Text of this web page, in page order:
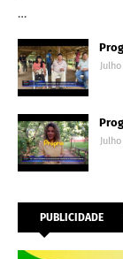
…
PUBLICIDADE